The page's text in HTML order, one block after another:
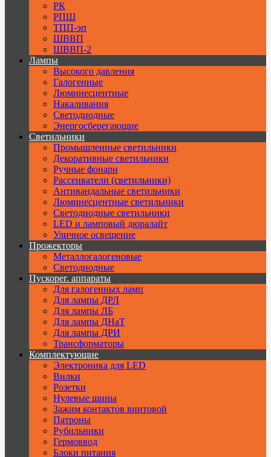
РК
РПШ
ТПП-эп
ШВВП
ШВВП-2
Лампы
Высокого давления
Галогенные
Люминесцентные
Накаливания
Светодиодные
Энергосберегающие
Светильники
Промышленные светильники
Декоративные светильники
Ручные фонари
Рассеиватели (светильники)
Антивандальные светильники
Люминесцентные светильники
Cветодиодные светильники
LED и ламповый дюралайт
Уличное освещение
Прожекторы
Металлогалогеновые
Светодиодные
Пускорег. аппараты
Для галогенных ламп
Для лампы ДРЛ
Для лампы ЛБ
Для лампы ДНаТ
Для лампы ДРИ
Трансформаторы
Комплектующие
Электроника для LED
Вилки
Розетки
Нулевые шины
Зажим контактов винтовой
Патроны
Рубильники
Гермоввод
Блоки питания